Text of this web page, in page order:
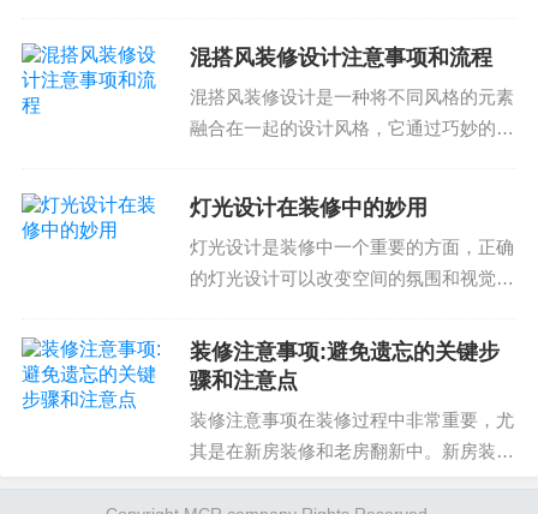
服务。
事，它需要细致入微的规划和专业的施
用指南，希望能帮助您完...
混搭风装修设计注意事项和流程
混搭风装修设计是一种将不同风格的元素
融合在一起的设计风格，它通过巧妙的搭
使您的生活变得更加充实。那么，如何选
择适合自己的混搭风装...
灯光设计在装修中的妙用
灯光设计是装修中一个重要的方面，正确
的灯光设计可以改变空间的氛围和视觉效
灯，还包括考虑空间的照明、温度、色彩
等方面。灯光设计可以实现空间的空间的
装修注意事项:避免遗忘的关键步
骤和注意点
装修注意事项在装修过程中非常重要，尤
其是在新房装修和老房翻新中。新房装修